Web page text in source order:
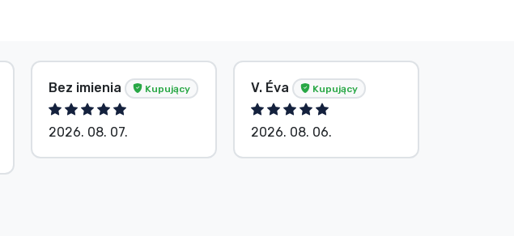
Bez imienia Kupujący
2026. 08. 07.
V. Éva Kupujący
2026. 08. 06.